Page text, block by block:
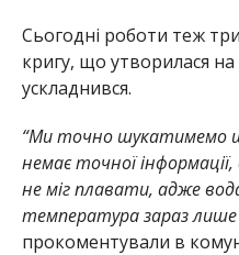
Сьогодні роботи теж
кригу, що утворилася
ускладнився.
“Ми точно шукатимемо
немає точної інформації,
не міг плавати, адже
температура зараз лише
прокоментували в